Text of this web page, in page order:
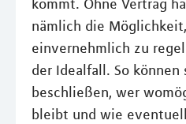
kommt. Ohne Vertrag
nämlich die
einvernehmlich zu
der Idealfall. So können
beschließen, wer
bleibt und wie